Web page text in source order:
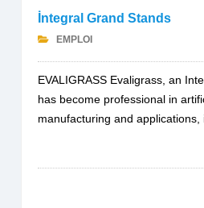
İntegral Grand Stands
EMPLOI
EVALIGRASS Evaligrass, an
has become professional in
manufacturing and applications,